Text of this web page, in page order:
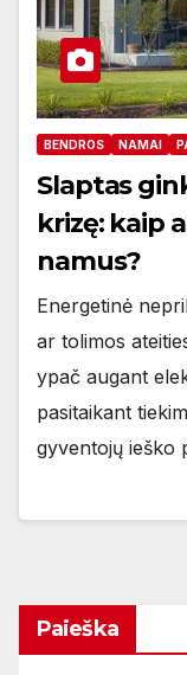
BENDROS NAMAI
Slaptas
krizę: kaip
namus?
Energetinė
ar tolimos
ypač augant
pasitaikant
gyventojų ieško
Paieška